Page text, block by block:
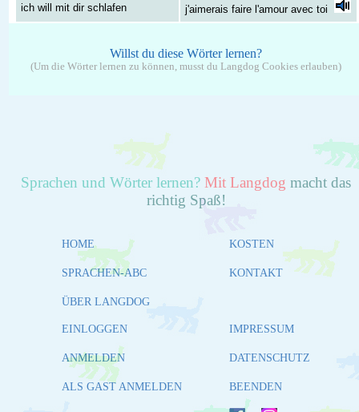
ich will mit dir schlafen j'aimerais faire l'amour avec toi
Willst du diese Wörter lernen?
(Um die Wörter lernen zu können, musst du Langdog Cookies erlauben)
Sprachen und Wörter lernen? Mit Langdog macht das
richtig Spaß!
HOME
SPRACHEN-ABC
ÜBER LANGDOG
KOSTEN
KONTAKT
EINLOGGEN
ANMELDEN
ALS GAST ANMELDEN
IMPRESSUM
DATENSCHUTZ
BEENDEN